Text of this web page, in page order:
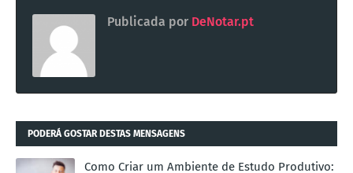
Publicada por DeNotar.pt
PODERÁ GOSTAR DESTAS MENSAGENS
Como Criar um Ambiente de Estudo Produtivo: